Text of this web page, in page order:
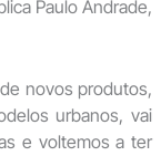
Paulo Andrade,
novos produtos,
urbanos, vai
e voltemos a ter